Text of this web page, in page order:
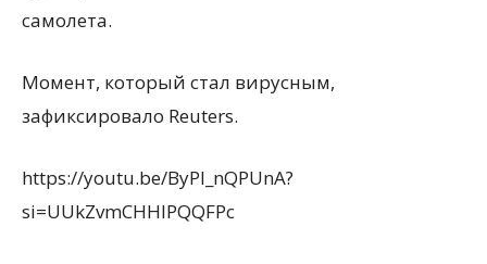
самолета.
Момент, который стал вирусным,
зафиксировало Reuters.
https://youtu.be/ByPI_nQPUnA?
si=UUkZvmCHHlPQQFPc